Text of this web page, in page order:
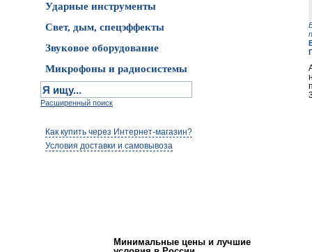
Ударные инструменты
Свет, дым, спецэффекты
Звуковое оборудование
Микрофоны и радиосистемы
Расширенный поиск
Как купить через Интернет-магазин?
Условия доставки и самовывоза
Минимальные цены и лучшие